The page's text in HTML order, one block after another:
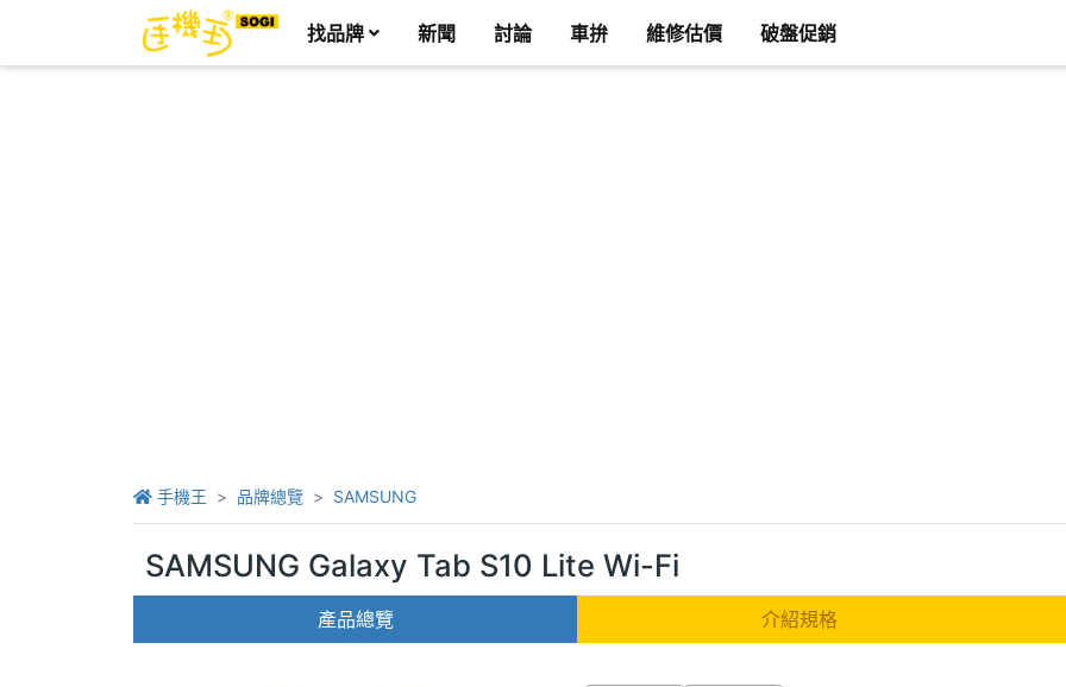
找品牌 新聞 討論 車拚 維修估價 破盤促銷
手機王 品牌總覽 SAMSUNG
SAMSUNG Galaxy Tab S10 Lite Wi-Fi
產品總覽 介紹規格